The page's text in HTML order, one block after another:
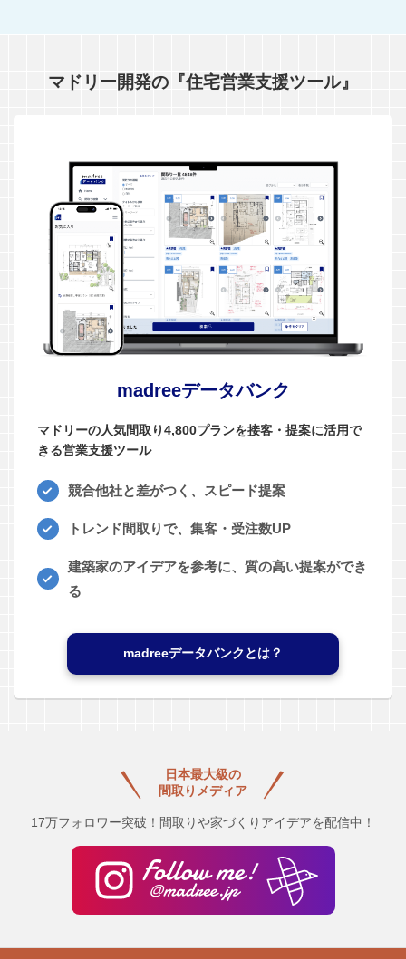
マドリー開発の『住宅営業支援ツール』
madreeデータバンク
マドリーの人気間取り4,800プランを接客・提案に活用で
きる営業支援ツール
競合他社と差がつく、スピード提案
トレンド間取りで、集客・受注数UP
建築家のアイデアを参考に、質の高い提案ができ
る
madreeデータバンクとは？
日本最大級の
間取りメディア
17万フォロワー突破！間取りや家づくりアイデアを配信中！